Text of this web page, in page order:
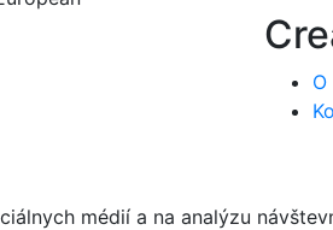
O
médií a na analýzu